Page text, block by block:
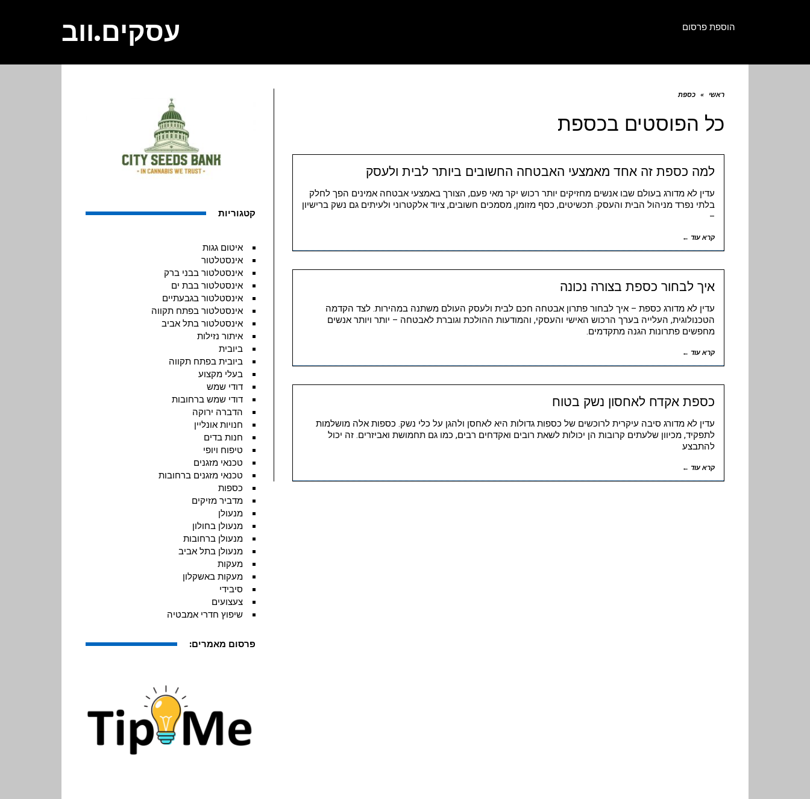
עסקים.ווב הוספת פרסום
ראשי » כספת
כל הפוסטים בכספת
למה כספת זה אחד מאמצעי האבטחה החשובים ביותר לבית ולעסק
עדין לא מדורג בעולם שבו אנשים מחזיקים יותר רכוש יקר מאי פעם, הצורך באמצעי אבטחה אמינים הפך לחלק
בלתי נפרד מניהול הבית והעסק. תכשיטים, כסף מזומן, מסמכים חשובים, ציוד אלקטרוני ולעיתים גם נשק ברישיון
–
קרא עוד ←
איך לבחור כספת בצורה נכונה
עדין לא מדורג כספת – איך לבחור פתרון אבטחה חכם לבית ולעסק העולם משתנה במהירות. לצד הקדמה
הטכנולוגית, העלייה בערך הרכוש האישי והעסקי, והמודעות ההולכת וגוברת לאבטחה – יותר ויותר אנשים
מחפשים פתרונות הגנה מתקדמים.
קרא עוד ←
כספת אקדח לאחסון נשק בטוח
עדין לא מדורג סיבה עיקרית לרוכשים של כספות גדולות היא לאחסן ולהגן על כלי נשק. כספות אלה מושלמות
לתפקיד, מכיוון שלעתים קרובות הן יכולות לשאת רובים ואקדחים רבים, כמו גם תחמושת ואביזרים. זה יכול
להתבצע
קרא עוד ←
קטגוריות
איטום גגות
אינסטלטור
אינסטלטור בבני ברק
אינסטלטור בבת ים
אינסטלטור בגבעתיים
אינסטלטור בפתח תקווה
אינסטלטור בתל אביב
איתור נזילות
ביובית
ביובית בפתח תקווה
בעלי מקצוע
דודי שמש
דודי שמש ברחובות
הדברה ירוקה
חנויות אונליין
חנות בדים
טיפוח ויופי
טכנאי מזגנים
טכנאי מזגנים ברחובות
כספות
מדביר מזיקים
מנעולן
מנעולן בחולון
מנעולן ברחובות
מנעולן בתל אביב
מעקות
מעקות באשקלון
סיבידי
צעצועים
שיפוץ חדרי אמבטיה
פרסום מאמרים: